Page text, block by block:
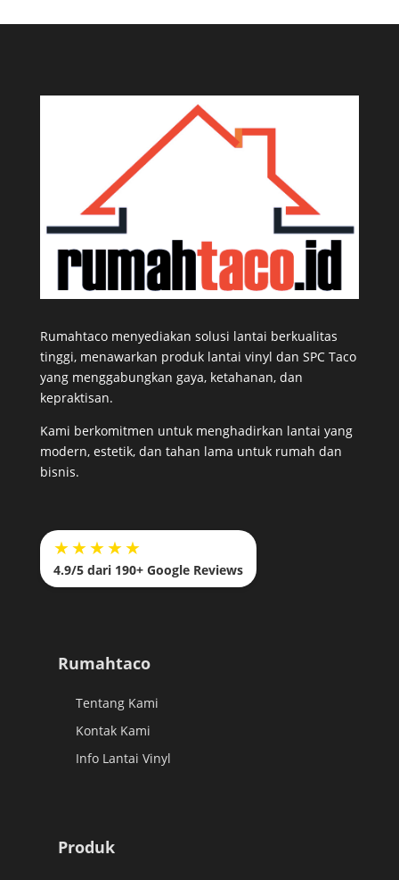
Rumahtaco menyediakan solusi lantai berkualitas
tinggi, menawarkan produk lantai vinyl dan SPC Taco
yang menggabungkan gaya, ketahanan, dan
kepraktisan.
Kami berkomitmen untuk menghadirkan lantai yang
modern, estetik, dan tahan lama untuk rumah dan
bisnis.
★★★★★
4.9/5 dari 190+ Google Reviews
Rumahtaco
Tentang Kami
Kontak Kami
Info Lantai Vinyl
Produk